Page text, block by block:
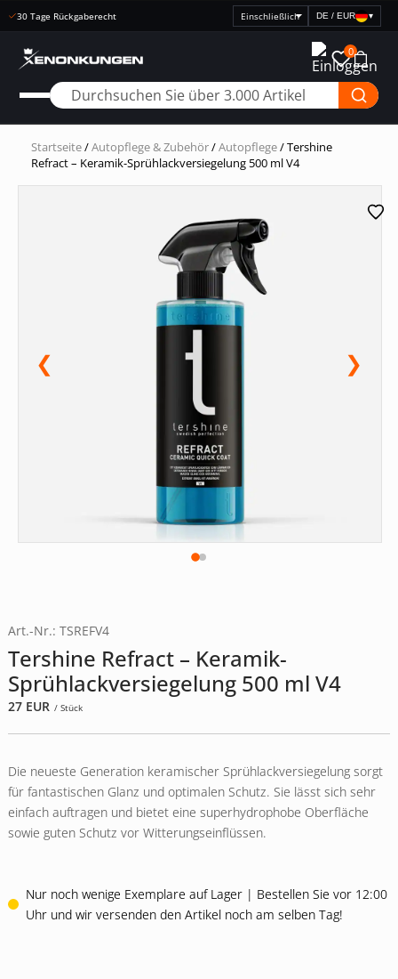
Schnelle Lieferung
PreisanzeigeDE / EUR ▾
0
Startseite/Autopflege & Zubehör/Autopflege/ Tershine
Refract – Keramik-Sprühlackversiegelung 500 ml V4
❮ ❯
Art.-Nr.: TSREFV4
Tershine Refract – Keramik-
Sprühlackversiegelung 500 ml V4
27 EUR / Stück
Die neueste Generation keramischer Sprühlackversiegelung sorgt
für fantastischen Glanz und optimalen Schutz. Sie lässt sich sehr
einfach auftragen und bietet eine superhydrophobe Oberfläche
sowie guten Schutz vor Witterungseinflüssen.
Nur noch wenige Exemplare auf Lager | Bestellen Sie vor 12:00
Uhr und wir versenden den Artikel noch am selben Tag!